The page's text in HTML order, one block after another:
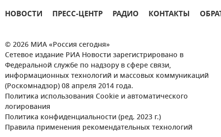
НОВОСТИ ПРЕСС-ЦЕНТР РАДИО КОНТАКТЫ
© 2026 МИА «Россия сегодня»
Сетевое издание РИА Новости зарегистрировано в
Федеральной службе по надзору в сфере связи,
информационных технологий и массовых коммуникаций
(Роскомнадзор) 08 апреля 2014 года.
Политика использования Cookie и автоматического
логирования
Политика конфиденциальности (ред. 2023 г.)
Правила применения рекомендательных технологий